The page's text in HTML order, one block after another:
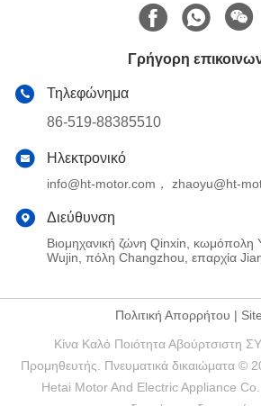
Γρήγορη
Τηλεφώνημα
86-519-88385510
Ηλεκτρονικό
info@ht-motor.com， zhaoyu@ht-
Διεύθυνση
Βιομηχανική ζώνη Qinxin, κωμόπολη
Wujin, πόλη Changzhou, επαρχία
Πολιτική Απορρήτου |
Κίνα Καλό Ποιότητα Αβούρτσιστη
Προμηθευτής. Πνευματικά δικαιώματα ©
Hetai Motor And Electric Appliance